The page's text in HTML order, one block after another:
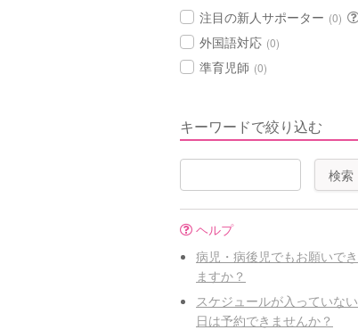
注目の新人サポーター (0)
外国語対応 (0)
準育児師 (0)
キーワードで絞り込む
ヘルプ
病児・病後児でもお願いでき
ますか？
スケジュールが入っていない
日は予約できませんか？